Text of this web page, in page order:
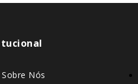
Sobre Nós